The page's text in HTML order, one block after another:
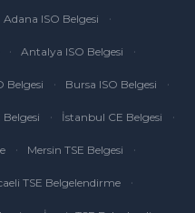
Adana ISO Belgesi
Antalya ISO Belgesi
Belgesi Bursa ISO Belgesi
İstanbul CE Belgesi
Mersin TSE Belgesi
TSE Belgelendirme